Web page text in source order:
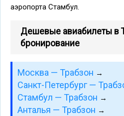
аэропорта Стамбул.
Дешевые авиабилеты в
бронирование
Москва — Трабзон →
Санкт-Петербург —
Стамбул — Трабзон →
Анталья — Трабзон →